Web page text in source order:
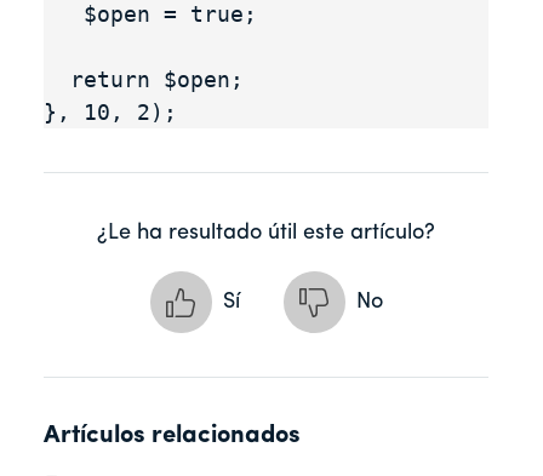
}, 10, 2);
¿Le ha resultado útil este artículo?
Sí No
Artículos relacionados